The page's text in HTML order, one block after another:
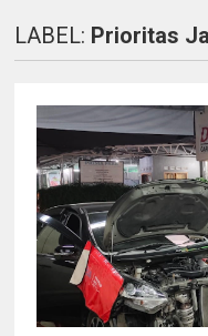
LABEL: Prioritas